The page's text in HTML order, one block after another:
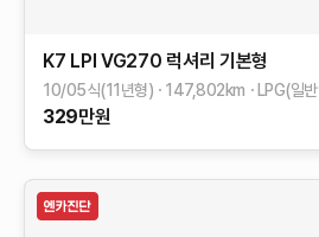
K7 LPI VG270 럭셔리 기본형
10/05식(11년형) 147,802km LPG(일
329만원